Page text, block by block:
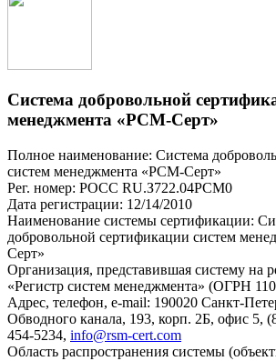
Система добровольной
менеджмента «РСМ-Серт»
Полное наименование: Система
систем менеджмента «РСМ-Серт»
Рег. номер: РОСС RU.З722.04РСМ0
Дата регистрации: 12/14/2010
Наименование системы сертификации:
добровольной сертификации систем
Серт»
Организация, представившая систему
«Регистр систем менеджмента» (ОГРН
Адрес, телефон, e-mail: 190020 Санкт-
Обводного канала, 193, корп. 2Б, офис 5,
454-5234, info@rsm-cert.com
Область распространения системы